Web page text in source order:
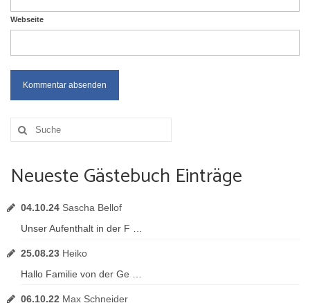
Webseite
Suche
nach:
Neueste Gästebuch Einträge
04.10.24 Sascha Bellof
Unser Aufenthalt in der F …
25.08.23 Heiko
Hallo Familie von der Ge …
06.10.22 Max Schneider